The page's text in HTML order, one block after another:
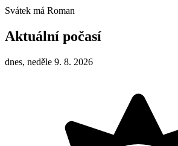
Svátek má Roman
Aktuální počasí
dnes, neděle 9. 8. 2026